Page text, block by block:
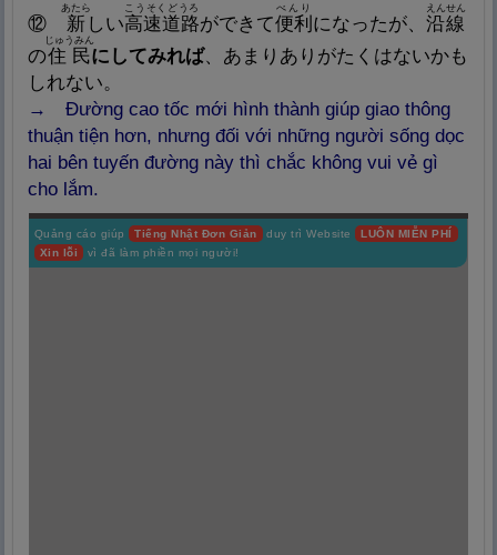
⑫ 新
あたら
しい高速道路
こうそくどうろ
ができて便利
Nghĩa: Nhanh nhẩu, lợi ích,
công dụng
べんり
になったが、 沿線
えんせん
の住 民
じゅうみん
にしてみれば、あまりありがたくはないかも
しれない。
→ Đường cao tốc mới hình thành giúp giao thông
thuận tiện hơn, nhưng đối với những người sống dọc
hai bên tuyến đường này thì chắc không vui vẻ gì
cho lắm.
Quảng cáo giúp Tiếng Nhật Đơn Giản duy trì Website LUÔN MIỄN PHÍ
Xin lỗi
vì đã làm phiền mọi người!